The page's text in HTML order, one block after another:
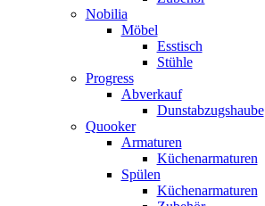
Nobilia
Möbel
Esstisch
Stühle
Progress
Abverkauf
Dunstabzugshaube
Quooker
Armaturen
Küchenarmaturen
Spülen
Küchenarmaturen